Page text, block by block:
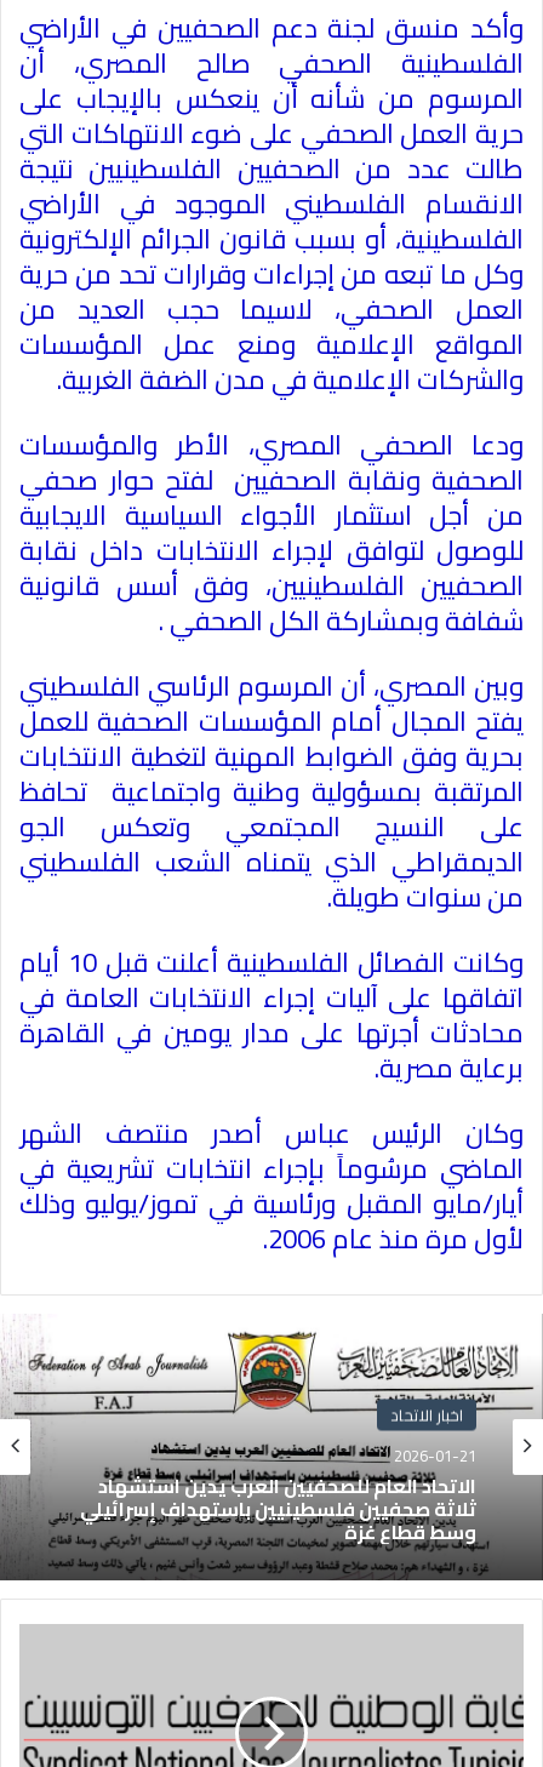
وأكد منسق لجنة دعم الصحفيين في الأراضي
الفلسطينية الصحفي صالح المصري، أن
المرسوم من شأنه أن ينعكس بالإيجاب على
حرية العمل الصحفي على ضوء الانتهاكات التي
طالت عدد من الصحفيين الفلسطينيين نتيجة
الانقسام الفلسطيني الموجود في الأراضي
الفلسطينية، أو بسبب قانون الجرائم الإلكترونية
وكل ما تبعه من إجراءات وقرارات تحد من حرية
العمل الصحفي، لاسيما حجب العديد من
المواقع الإعلامية ومنع عمل المؤسسات
والشركات الإعلامية في مدن الضفة الغربية.
ودعا الصحفي المصري، الأطر والمؤسسات
الصحفية ونقابة الصحفيين لفتح حوار صحفي
من أجل استثمار الأجواء السياسية الايجابية
للوصول لتوافق لإجراء الانتخابات داخل نقابة
الصحفيين الفلسطينيين، وفق أسس قانونية
شفافة وبمشاركة الكل الصحفي .
وبين المصري، أن المرسوم الرئاسي الفلسطيني
يفتح المجال أمام المؤسسات الصحفية للعمل
بحرية وفق الضوابط المهنية لتغطية الانتخابات
المرتقبة بمسؤولية وطنية واجتماعية تحافظ
على النسيج المجتمعي وتعكس الجو
الديمقراطي الذي يتمناه الشعب الفلسطيني
من سنوات طويلة.
وكانت الفصائل الفلسطينية أعلنت قبل 10 أيام
اتفاقها على آليات إجراء الانتخابات العامة في
محادثات أجرتها على مدار يومين في القاهرة
برعاية مصرية.
وكان الرئيس عباس أصدر منتصف الشهر
الماضي مرسُوماً بإجراء انتخابات تشريعية في
أيار/مايو المقبل ورئاسية في تموز/يوليو وذلك
لأول مرة منذ عام 2006.
اخبار الاتحاد
2026-01-21
الاتحاد العام للصحفيين العرب يدين استشهاد
ثلاثة صحفيين فلسطينيين باستهداف إسرائيلي
وسط قطاع غزة